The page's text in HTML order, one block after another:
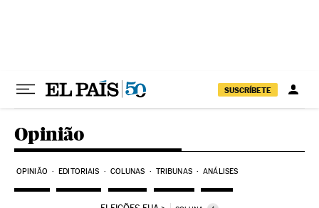
SUSCRÍBETE
Opinião
OPINIÃO EDITORIAIS COLUNAS TRIBUNAS ANÁLISES